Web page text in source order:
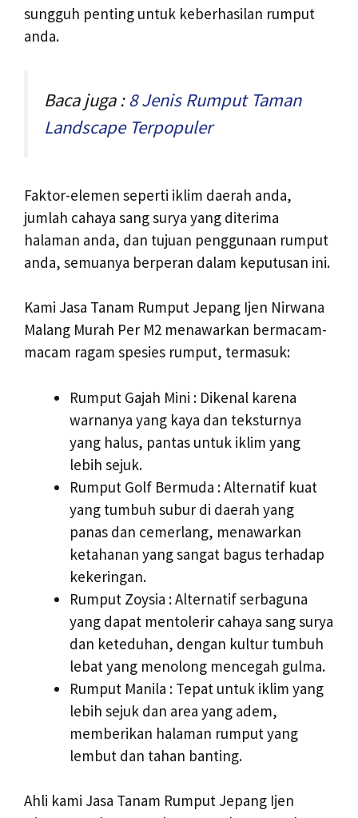
sungguh penting untuk keberhasilan rumput
anda.
Baca juga :8 Jenis Rumput Taman
Landscape Terpopuler
Faktor-elemen seperti iklim daerah anda,
jumlah cahaya sang surya yang diterima
halaman anda, dan tujuan penggunaan rumput
anda, semuanya berperan dalam keputusan ini.
Kami Jasa Tanam Rumput Jepang Ijen Nirwana
Malang Murah Per M2 menawarkan bermacam-
macam ragam spesies rumput, termasuk:
Rumput Gajah Mini : Dikenal karena
warnanya yang kaya dan teksturnya
yang halus, pantas untuk iklim yang
lebih sejuk.
Rumput Golf Bermuda : Alternatif kuat
yang tumbuh subur di daerah yang
panas dan cemerlang, menawarkan
ketahanan yang sangat bagus terhadap
kekeringan.
Rumput Zoysia : Alternatif serbaguna
yang dapat mentolerir cahaya sang surya
dan keteduhan, dengan kultur tumbuh
lebat yang menolong mencegah gulma.
Rumput Manila : Tepat untuk iklim yang
lebih sejuk dan area yang adem,
memberikan halaman rumput yang
lembut dan tahan banting.
Ahli kami Jasa Tanam Rumput Jepang Ijen